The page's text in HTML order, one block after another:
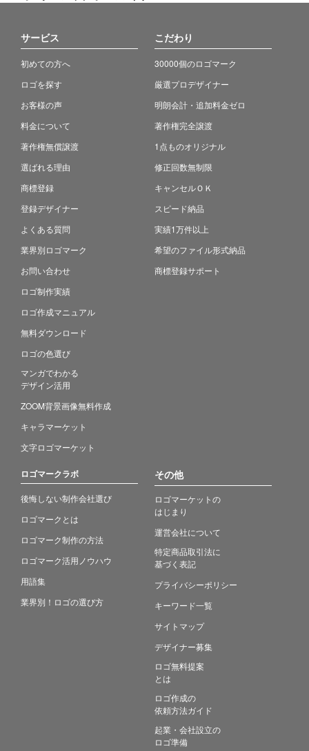
サービス
初めての方へ
ロゴを探す
お客様の声
料金について
著作権無償譲渡
選ばれる理由
商標登録
登録デザイナー
よくある質問
業界別ロゴマーク
お問い合わせ
ロゴ制作実績
ロゴ作成マニュアル
無料ダウンロード
ロゴの色選び
マンガでわかる
デザイン活用
ZOOM背景画像無料作成
キャラマーケット
文字ロゴマーケット
こだわり
30000個のロゴマーク
厳選プロデザイナー
明朗会計・追加料金ゼロ
著作権完全譲渡
1点ものオリジナル
修正回数無制限
キャンセルＯＫ
スピード納品
実績1万件以上
希望のファイル形式納品
商標登録サポート
ロゴマークラボ
後悔しない制作会社選び
ロゴマークとは
ロゴマーク制作の方法
ロゴマーク活用ノウハウ
用語集
業界別！ロゴの選び方
その他
ロゴマーケットの
はじまり
運営会社について
特定商品取引法に
基づく表記
プライバシーポリシー
キーワード一覧
サイトマップ
デザイナー募集
ロゴ無料提案
とは
ロゴ作成の
依頼方法ガイド
起業・会社設立の
ロゴ準備